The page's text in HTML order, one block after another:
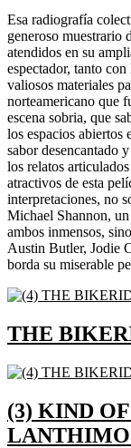
Esa radiografía
generoso muestrario
atendidos en su
espectador, tanto
valiosos materiales
norteamericano que
escena sobria, que
los espacios abiertos
sabor desencantado
los relatos
atractivos de esta
interpretaciones, no
Michael Shannon, un
ambos inmensos,
Austin Butler, Jodie
borda su miserable
THE
(3) KIND